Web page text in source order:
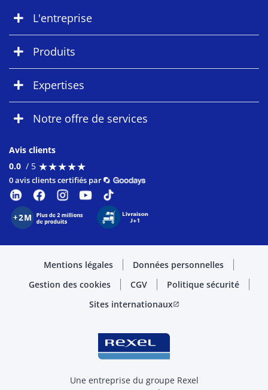
L'entreprise
Produits
Expertises
Notre offre de services
Avis clients
0.0 / 5 ★★★★★
★★★★★
0 avis clients certifiés par
Mentions légales
Données personnelles
Gestion des cookies
CGV
Politique sécurité
Sites internationauxopen_in_new
Une entreprise du groupe Rexel